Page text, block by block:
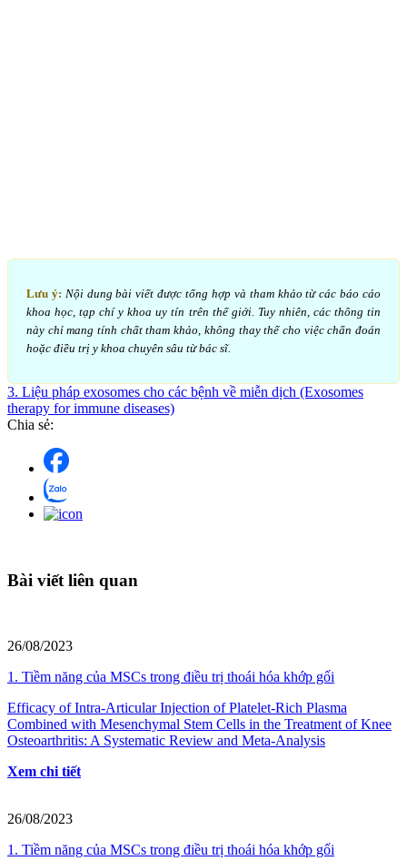
Lưu ý: Nội dung bài viết được tổng hợp và tham khảo từ các báo cáo
khoa học, tạp chí y khoa uy tín trên thế giới. Tuy nhiên, các thông tin
này chỉ mang tính chất tham khảo, không thay thế cho việc chẩn đoán
hoặc điều trị y khoa chuyên sâu từ bác sĩ.
3. Liệu pháp exosomes cho các bệnh về miễn dịch (Exosomes
therapy for immune diseases)
Chia sẻ:
Bài viết liên quan
26/08/2023
1. Tiềm năng của MSCs trong điều trị thoái hóa khớp gối
Efficacy of Intra-Articular Injection of Platelet-Rich Plasma
Combined with Mesenchymal Stem Cells in the Treatment of Knee
Osteoarthritis: A Systematic Review and Meta-Analysis
Xem chi tiết
26/08/2023
1. Tiềm năng của MSCs trong điều trị thoái hóa khớp gối